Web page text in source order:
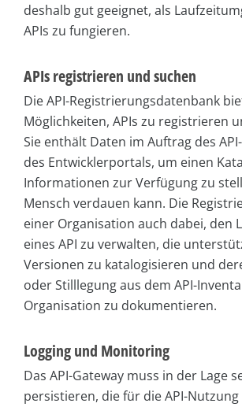
deshalb gut geeignet, als
APIs zu fungieren.
APIs registrieren und suchen
Die API-Registrierungsdatenbank
Möglichkeiten, APIs zu registrieren
Sie enthält Daten im Auftrag des
des Entwicklerportals, um einen
Informationen zur Verfügung zu
Mensch verdauen kann. Die
einer Organisation auch dabei, den
eines API zu verwalten, die
Versionen zu katalogisieren und
oder Stilllegung aus dem API-
Organisation zu dokumentieren.
Logging und Monitoring
Das API-Gateway muss in der Lage
persistieren, die für die API-